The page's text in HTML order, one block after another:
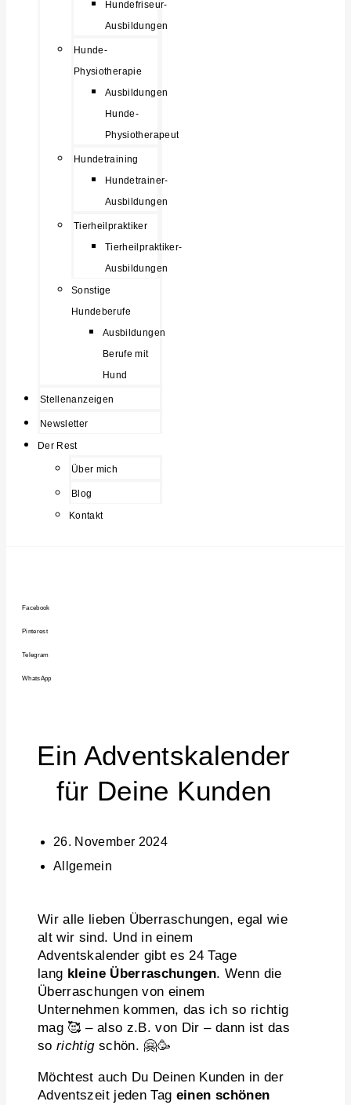
Hundefriseur-
Ausbildungen
Hunde-
Physiotherapie
Ausbildungen
Hunde-
Physiotherapeut
Hundetraining
Hundetrainer-
Ausbildungen
Tierheilpraktiker
Tierheilpraktiker-
Ausbildungen
Sonstige
Hundeberufe
Ausbildungen
Berufe mit
Hund
Stellenanzeigen
Newsletter
Der Rest
Über mich
Blog
Kontakt
Facebook
Pinterest
Telegram
WhatsApp
Ein Adventskalender
für Deine Kunden
26. November 2024
Allgemein
Wir alle lieben Überraschungen, egal wie
alt wir sind. Und in einem
Adventskalender gibt es 24 Tage
lang kleine Überraschungen. Wenn die
Überraschungen von einem
Unternehmen kommen, das ich so richtig
mag 🥰 – also z.B. von Dir – dann ist das
sorichtigschön. 🤗🥳
Möchtest auch Du Deinen Kunden in der
Adventszeit jeden Tag einen schönen